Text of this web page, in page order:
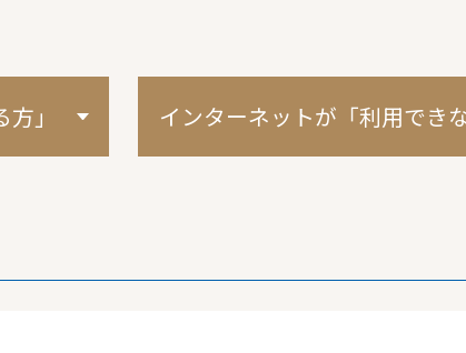
」 インターネットが 「利用でき